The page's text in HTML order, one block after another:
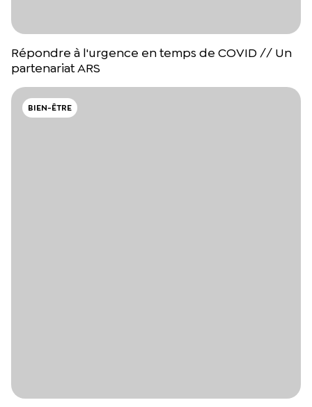
Répondre à l'urgence en temps de COVID // Un
partenariat ARS
BIEN-ÊTRE